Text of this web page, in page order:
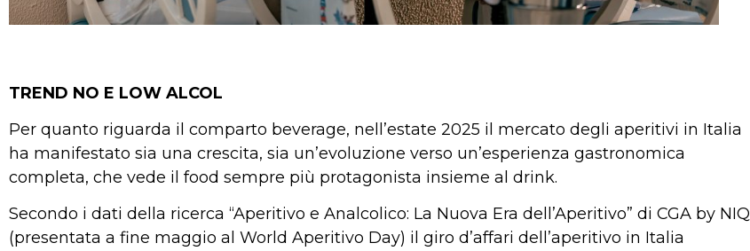
TREND NO E LOW ALCOL
Per quanto riguarda il comparto beverage, nell’estate 2025 il mercato degli aperitivi in Italia
ha manifestato sia una crescita, sia un’evoluzione verso un’esperienza gastronomica
completa, che vede il food sempre più protagonista insieme al drink.
Secondo i dati della ricerca “Aperitivo e Analcolico: La Nuova Era dell’Aperitivo” di CGA by NIQ
(presentata a fine maggio al World Aperitivo Day) il giro d’affari dell’aperitivo in Italia